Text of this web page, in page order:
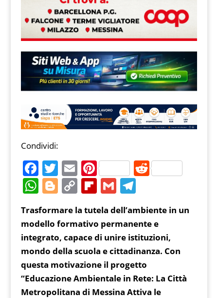
Condividi:
F
a
c
e
b
o
o
k
T
w
itt
er
E
m
ai
l
Pi
nt
er
e
st
R
di
t
W
at
s
A
p
p
Bl
g
g
er
C
p
y
Li
n
k
Fl
b
o
ar
d
G
ai
l
T
e
gr
a
m
Trasformare la tutela dell’ambiente in un
modello formativo permanente e
integrato, capace di unire istituzioni,
mondo della scuola e cittadinanza. Con
questa motivazione il progetto
“Educazione Ambientale in Rete: La Città
Metropolitana di Messina Attiva le